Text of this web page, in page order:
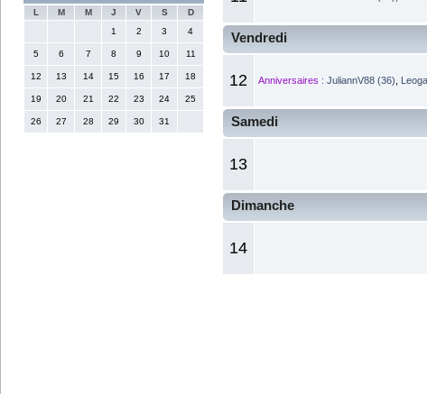
L M M J V S
D
1
2 3 4
5 6 7 8 9 10 11
12 13 14 15 16 17 18
19 20 21 22 23 24 25
26 27 28 29 30 31
Vendredi
12 Anniversaires : JuliannV88 (36)
Samedi
13
Dimanche
14